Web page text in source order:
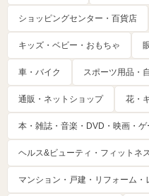
ショッピングセンター・百貨店
キッズ・ベビー・おもちゃ
車・バイク スポーツ用品・
通販・ネットショップ 花・
本・雑誌・音楽・DVD・映画・ゲ
ヘルス&ビューティ・フィットネ
マンション・戸建・リフォーム・